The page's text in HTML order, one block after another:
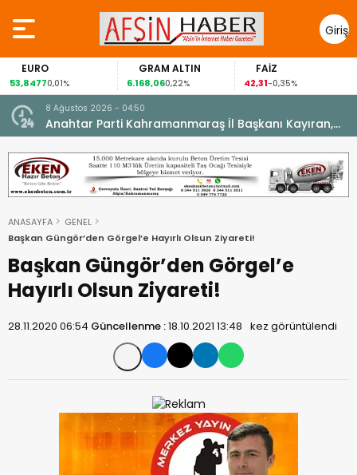
Giriş
Yap
EURO
53,84770,01%
GRAM ALTIN
6.168,060,22%
FAİZ
42,31-0,35%
8 Ağustos 2026 - 04:50
Anahtar Parti Kahramanmaraş İl Başkanı Kayıran,
Afşin Teşkilatı ile buluştu.
ANASAYFA
GENEL
Başkan Güngör’den Görgel’e Hayırlı Olsun Ziyareti!
Başkan Güngör’den Görgel’e
Hayırlı Olsun Ziyareti!
28.11.2020 06:54 Güncellenme :18.10.2021 13:48 kez görüntülendi